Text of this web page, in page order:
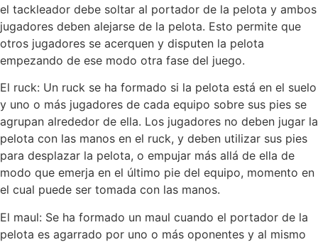
el tackleador debe soltar al portador de la pelota y ambos
jugadores deben alejarse de la pelota. Esto permite que
otros jugadores se acerquen y disputen la pelota
empezando de ese modo otra fase del juego.
El ruck: Un ruck se ha formado si la pelota está en el suelo
y uno o más jugadores de cada equipo sobre sus pies se
agrupan alrededor de ella. Los jugadores no deben jugar la
pelota con las manos en el ruck, y deben utilizar sus pies
para desplazar la pelota, o empujar más allá de ella de
modo que emerja en el último pie del equipo, momento en
el cual puede ser tomada con las manos.
El maul: Se ha formado un maul cuando el portador de la
pelota es agarrado por uno o más oponentes y al mismo